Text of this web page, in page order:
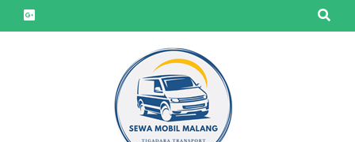
Lompat
ke